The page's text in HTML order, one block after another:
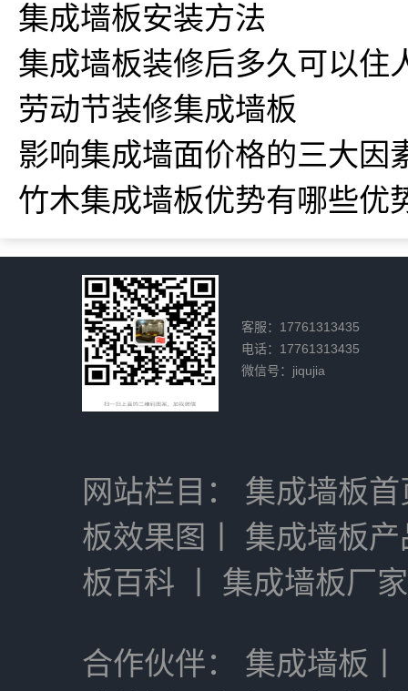
集成墙板安装方法
集成墙板装修后多久可以住
劳动节装修集成墙板
影响集成墙面价格的三大因
竹木集成墙板优势有哪些优
客服：17761313435
电话：17761313435
微信号：jiqujia
网站栏目： 集成墙板首
板效果图
集成墙板产
板百科
集成墙板厂
合作伙伴： 集成墙板